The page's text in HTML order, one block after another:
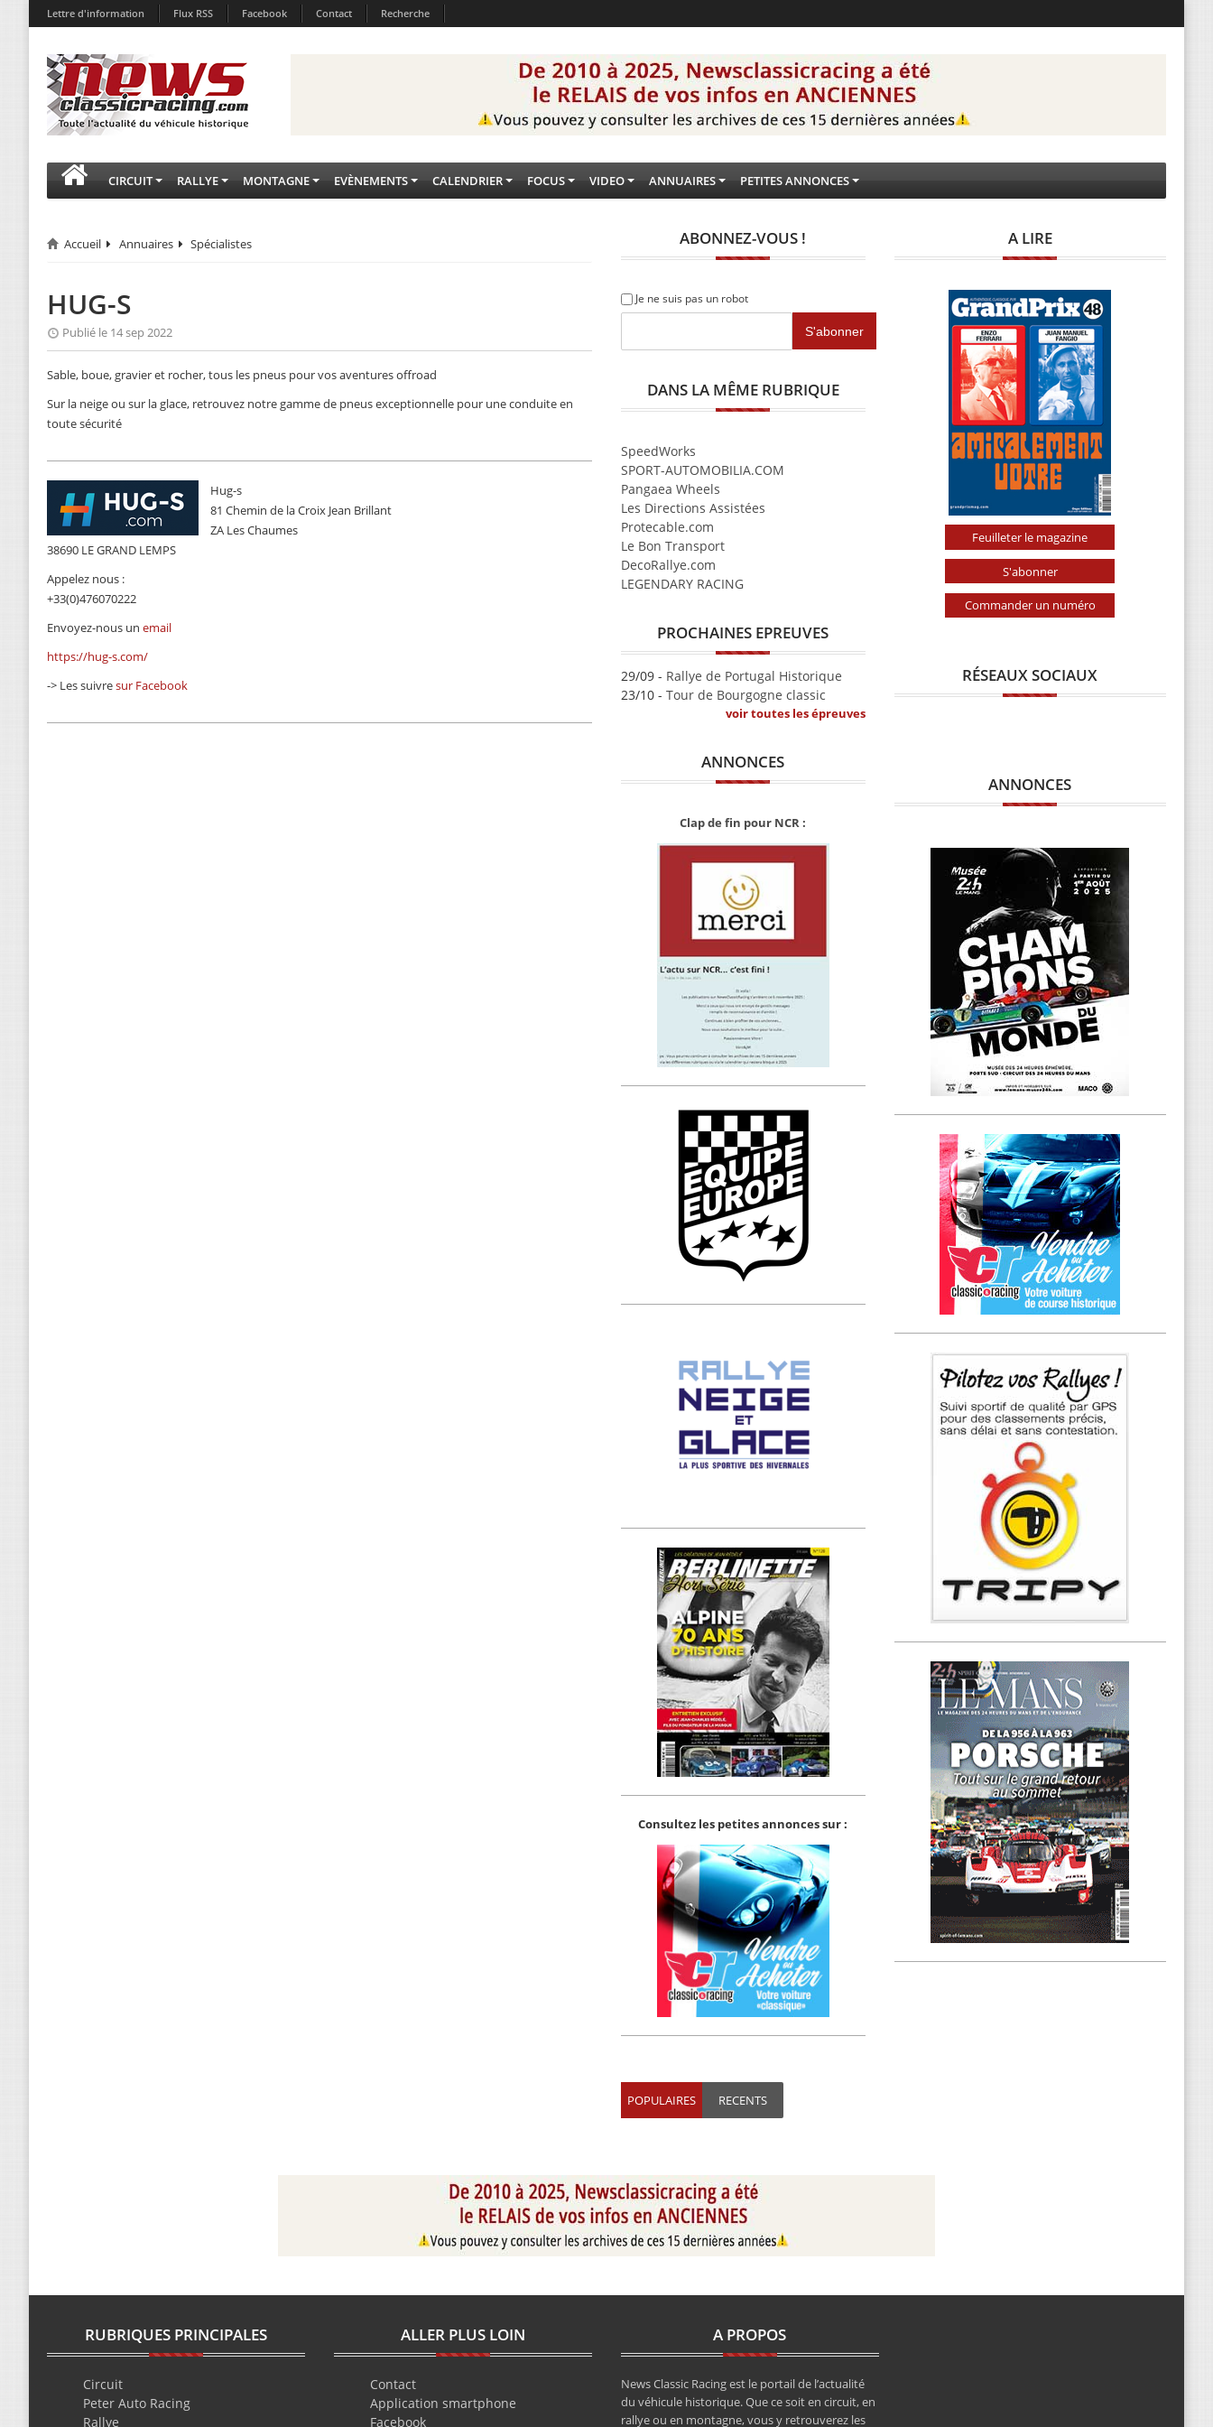
Lettre d'information Flux RSS Facebook Contact Recherche
CIRCUIT RALLYE MONTAGNE EVÈNEMENTS CALENDRIER FOCUS VIDEO ANNUAIRES PETITES ANNONCES
Accueil Annuaires Spécialistes
HUG-S
Publié le 14 sep 2022
Sable, boue, gravier et rocher, tous les pneus pour vos aventures offroad
Sur la neige ou sur la glace, retrouvez notre gamme de pneus exceptionnelle pour une conduite en
toute sécurité
Hug-s
81 Chemin de la Croix Jean Brillant
ZA Les Chaumes
38690 LE GRAND LEMPS
Appelez nous :
+33(0)476070222
Envoyez-nous un email
https://hug-s.com/
-> Les suivresur Facebook
ABONNEZ-VOUS !
Je ne suis pas un robot
DANS LA MÊME RUBRIQUE
SpeedWorks
SPORT-AUTOMOBILIA.COM
Pangaea Wheels
Les Directions Assistées
Protecable.com
Le Bon Transport
DecoRallye.com
LEGENDARY RACING
PROCHAINES EPREUVES
29/09 - Rallye de Portugal Historique
23/10 - Tour de Bourgogne classic
voir toutes les épreuves
ANNONCES
Clap de fin pour NCR :
Consultez les petites annonces sur :
POPULAIRES RECENTS
A LIRE
Feuilleter le magazine
S'abonner
Commander un numéro
RÉSEAUX SOCIAUX
ANNONCES
RUBRIQUES PRINCIPALES
Circuit
Peter Auto Racing
Rallye
ALLER PLUS LOIN
Contact
Application smartphone
Facebook
A PROPOS
News Classic Racing est le portail de l’actualité
du véhicule historique. Que ce soit en circuit, en
rallye ou en montagne, vous y retrouverez les